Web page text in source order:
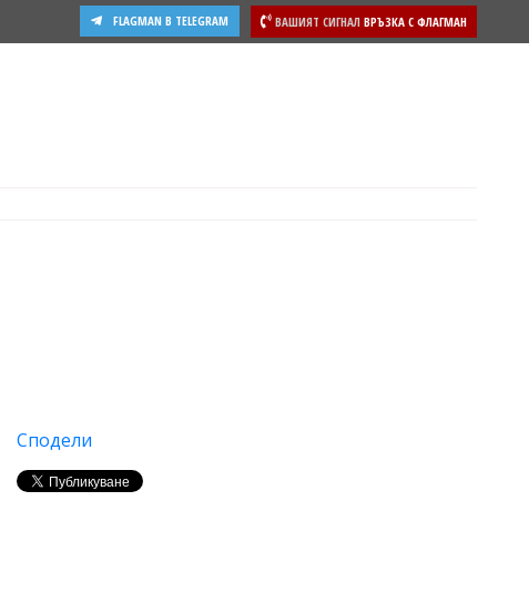
ВАШИЯТ СИГНАЛ ВРЪЗКА С ФЛАГМАН
FLAGMAN В TELEGRAM
Сподели